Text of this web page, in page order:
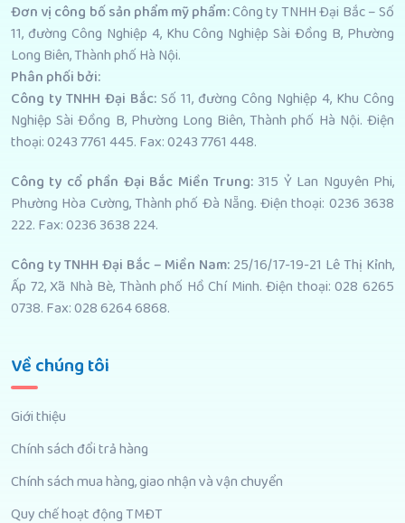
Đơn vị công bố sản phẩm mỹ phẩm:Công ty TNHH Đại Bắc – Số
11, đường Công Nghiệp 4, Khu Công Nghiệp Sài Đồng B, Phường
Long Biên, Thành phố Hà Nội.
Phân phối bởi:
Công ty TNHH Đại Bắc: Số 11, đường Công Nghiệp 4, Khu Công
Nghiệp Sài Đồng B, Phường Long Biên, Thành phố Hà Nội. Điện
thoại: 0243 7761 445. Fax: 0243 7761 448.
Công ty cổ phần Đại Bắc Miền Trung:315 Ỷ Lan Nguyên Phi,
Phường Hòa Cường, Thành phố Đà Nẵng. Điện thoại: 0236 3638
222. Fax: 0236 3638 224.
Công ty TNHH Đại Bắc – Miền Nam: 25/16/17-19-21 Lê Thị Kỉnh,
Ấp 72, Xã Nhà Bè, Thành phố Hồ Chí Minh. Điện thoại: 028 6265
0738. Fax: 028 6264 6868.
Về chúng tôi
Giới thiệu
Chính sách đổi trả hàng
Chính sách mua hàng, giao nhận và vận chuyển
Quy chế hoạt động TMĐT